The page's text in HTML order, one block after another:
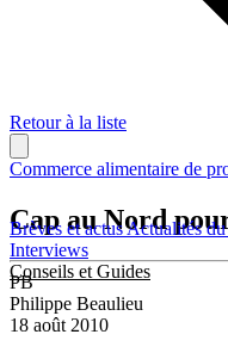
Brèves et actusActualités
Interviews
Conseils et Guides
Retour à la liste
Commerce alimentaire de
Cap au Nord
PB
Philippe Beaulieu
18 août 2010